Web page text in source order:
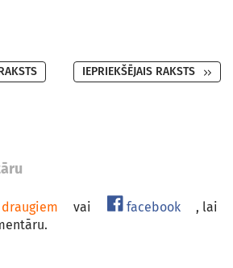
IEPRIEKŠĒJAIS RAKSTS
draugiem vai facebook
, lai